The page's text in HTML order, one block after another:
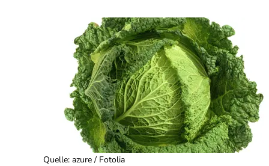
Quelle: azure / Fotolia